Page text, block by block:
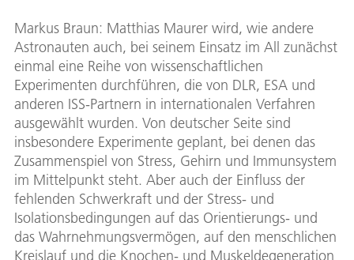
Markus Braun: Matthias Maurer wird, wie andere
Astronauten auch, bei seinem Einsatz im All zunächst
einmal eine Reihe von wissenschaftlichen
Experimenten durchführen, die von DLR, ESA und
anderen ISS-Partnern in internationalen Verfahren
ausgewählt wurden. Von deutscher Seite sind
insbesondere Experimente geplant, bei denen das
Zusammenspiel von Stress, Gehirn und Immunsystem
im Mittelpunkt steht. Aber auch der Einfluss der
fehlenden Schwerkraft und der Stress- und
Isolationsbedingungen auf das Orientierungs- und
das Wahrnehmungsvermögen, auf den menschlichen
Kreislauf und die Knochen- und Muskeldegeneration